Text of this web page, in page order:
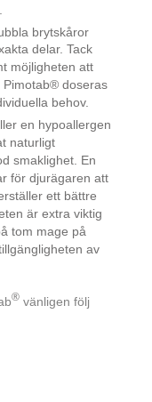
brytskåror
delar. Tack
möjligheten att
doseras
behov.
en hypoallergen
naturligt
smaklighet. En
för djurägaren att
ett bättre
är extra viktig
tom mage på
av
® vänligen följ